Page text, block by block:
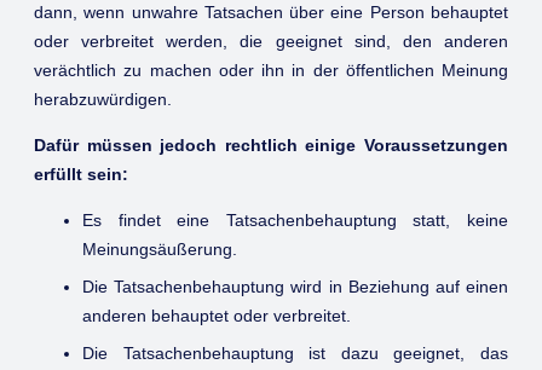
dann, wenn unwahre Tatsachen über eine Person behauptet
oder verbreitet werden, die geeignet sind, den anderen
verächtlich zu machen oder ihn in der öffentlichen Meinung
herabzuwürdigen.
Dafür müssen jedoch rechtlich einige Voraussetzungen
erfüllt sein:
Es findet eine Tatsachenbehauptung statt, keine
Meinungsäußerung.
Die Tatsachenbehauptung wird in Beziehung auf einen
anderen behauptet oder verbreitet.
Die Tatsachenbehauptung ist dazu geeignet, das